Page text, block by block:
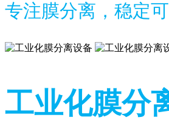
专注膜分离，稳定可
工业化膜分